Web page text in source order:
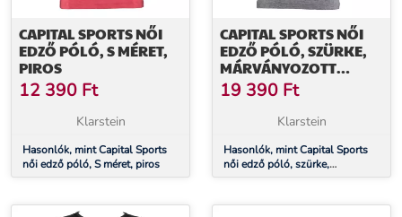
CAPITAL SPORTS NŐI
EDZŐ PÓLÓ, S MÉRET,
PIROS
12 390 Ft
Klarstein
Hasonlók, mint Capital Sports
női edző póló, S méret, piros
CAPITAL SPORTS NŐI
EDZŐ PÓLÓ, SZÜRKE,
MÁRVÁNYOZOTT
HATÁSÚ, XL MÉRET
19 390 Ft
Klarstein
Hasonlók, mint Capital Sports
női edző póló, szürke,
márványozott hatású, XL méret